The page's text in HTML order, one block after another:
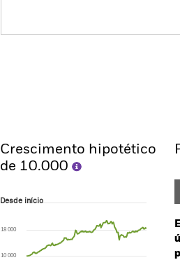
Crescimento hipotético
de 10.000
Desde início
The chart has 1 X axis displaying Time.
The chart has 1 Y axis displaying values.
Desde início
10 000
18 000